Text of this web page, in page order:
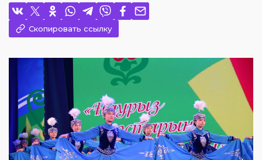
Скопировать ссылку